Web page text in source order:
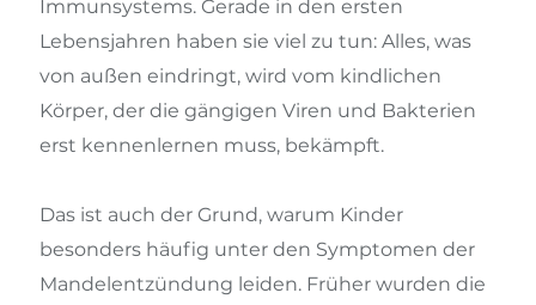
Immunsystems. Gerade in den ersten
Lebensjahren haben sie viel zu tun: Alles, was
von außen eindringt, wird vom kindlichen
Körper, der die gängigen Viren und Bakterien
erst kennenlernen muss, bekämpft.
Das ist auch der Grund, warum Kinder
besonders häufig unter den Symptomen der
Mandelentzündung leiden. Früher wurden die